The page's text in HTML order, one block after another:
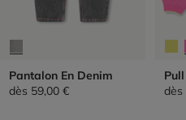
Pantalon En Denim
dès 59,00 €
Pull
dès